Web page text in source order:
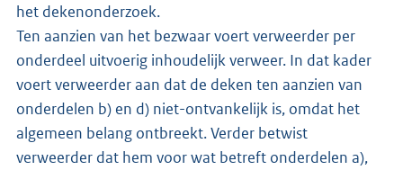
het dekenonderzoek.
Ten aanzien van het bezwaar voert verweerder per
onderdeel uitvoerig inhoudelijk verweer. In dat kader
voert verweerder aan dat de deken ten aanzien van
onderdelen b) en d) niet-ontvankelijk is, omdat het
algemeen belang ontbreekt. Verder betwist
verweerder dat hem voor wat betreft onderdelen a),